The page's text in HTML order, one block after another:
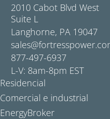
2010 Cabot Blvd West
Suite L
Langhorne, PA 19047
877-497-6937
L-V: 8am-8pm EST
Residencial
Comercial e industrial
EnergyBroker